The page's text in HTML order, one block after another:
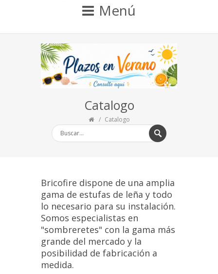
Menú
Catalogo
Catalogo
Bricofire dispone de una amplia
gama de estufas de leña y todo
lo necesario para su instalación.
Somos especialistas en
"sombreretes" con la gama más
grande del mercado y la
posibilidad de fabricación a
medida.